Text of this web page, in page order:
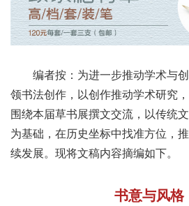
编者按：为进一步推动学术与创
领书法创作，以创作推动学术研究
围绕本届草书展撰文交流，以传统
为基础，在历史坐标中找准方位，
续发展。现将文稿内容摘编如下。
书意与风格